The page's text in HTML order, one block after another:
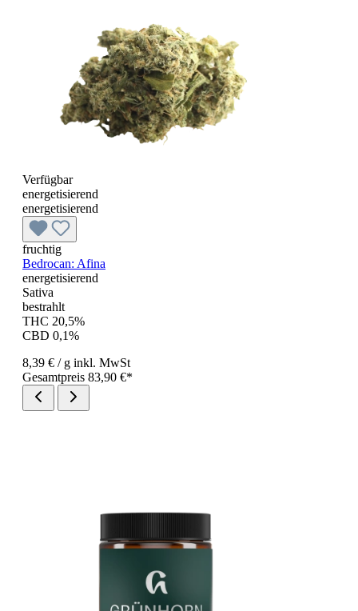
Verfügbar
energetisierend
energetisierend
fruchtig
Bedrocan: Afina
energetisierend
Sativa
bestrahlt
THC 20,5%
CBD 0,1%
8,39 € / g inkl. MwSt
Gesamtpreis 83,90 €*